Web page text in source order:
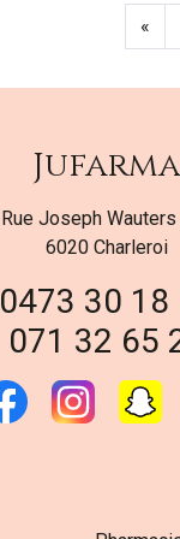
«
Jufarma
Rue Joseph
6020 Charleroi
0473 30 18
071 32 65